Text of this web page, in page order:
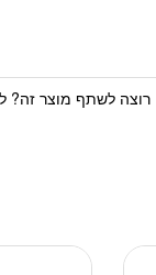
רוצה לשתף מוצר זה?